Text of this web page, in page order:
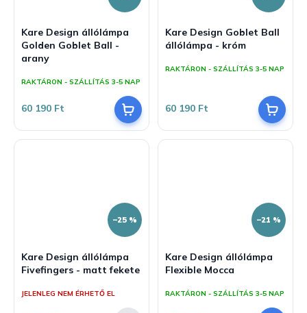
Kare Design állólámpa
Golden Goblet Ball -
arany
RAKTÁRON - SZÁLLÍTÁS 3-5 NAP
60 190 Ft
Kare Design Goblet Ball
állólámpa - króm
RAKTÁRON - SZÁLLÍTÁS 3-5 NAP
60 190 Ft
–25 %
Kare Design állólámpa
Fivefingers - matt fekete
JELENLEG NEM ÉRHETŐ EL
–21 %
Kare Design állólámpa
Flexible Mocca
RAKTÁRON - SZÁLLÍTÁS 3-5 NAP